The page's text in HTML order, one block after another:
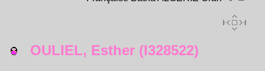
OULIEL, Esther (I328522)